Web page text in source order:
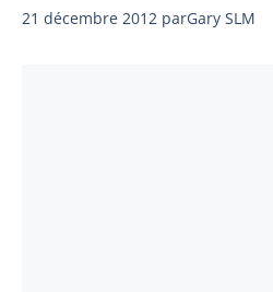
21 décembre 2012 parGary SLM